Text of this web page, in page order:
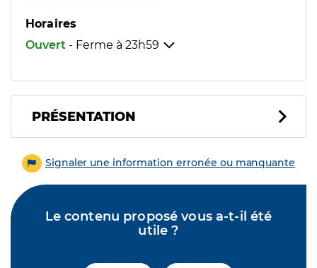
Horaires
Ouvert - Ferme à 23h59
PRÉSENTATION
Signaler une information erronée ou manquante
Le contenu proposé vous a-t-il été
utile ?